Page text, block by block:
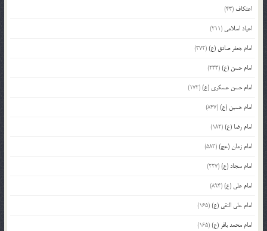
اعتکاف (43)
اعیاد اسلامی (211)
امام جعفر صادق (ع)(372)
امام حسن (ع)(233)
امام حسن عسکری (ع)(172)
امام حسین (ع)(847)
امام رضا (ع)(182)
امام زمان (عج)(583)
امام سجاد (ع)(227)
امام علی (ع)(894)
امام علی النقی (ع)(165)
امام محمد باقر (ع)(165)